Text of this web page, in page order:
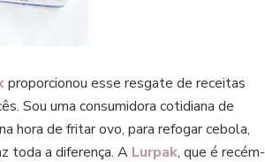
proporcionou esse resgate de receitas
Sou uma consumidora cotidiana de
hora de fritar ovo, para refogar cebola,
toda a diferença. A Lurpak, que é recém-